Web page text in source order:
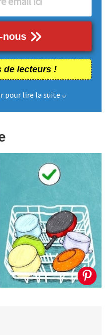
nous
de lecteurs !
pour lire la suite ↓